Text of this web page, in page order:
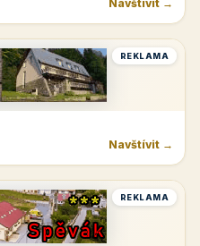
Navštívit →
REKLAMA
Navštívit →
REKLAMA